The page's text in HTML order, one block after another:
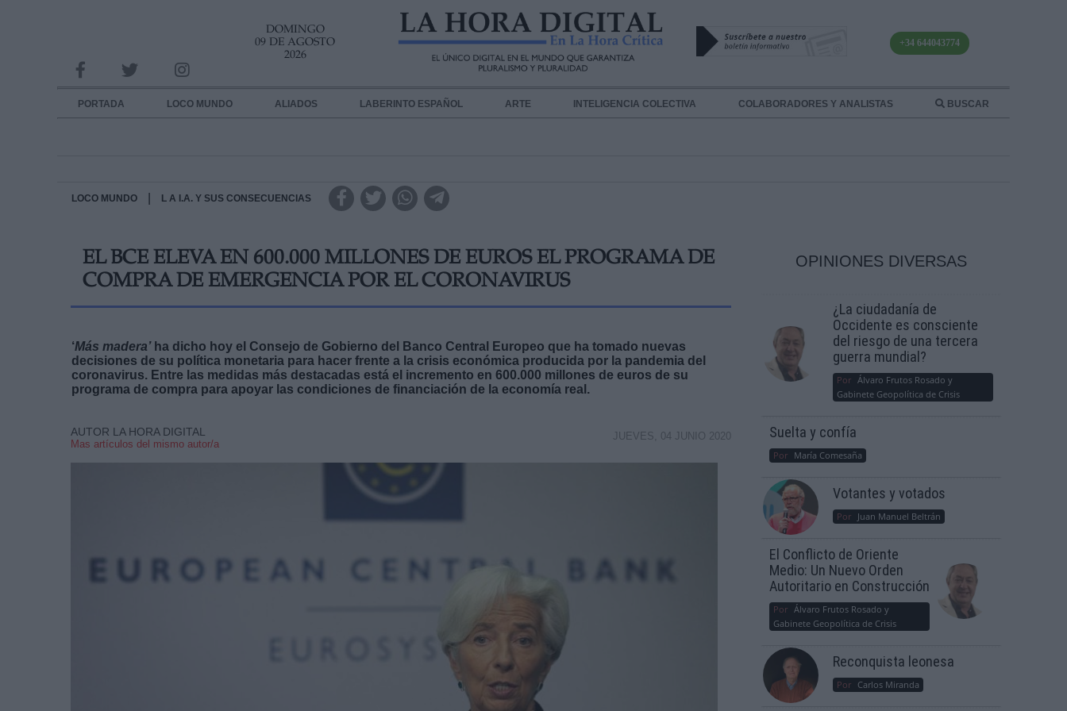
DOMINGO
09 DE AGOSTO
2026
+34 644043774
PORTADA LOCO MUNDO ALIADOS LABERINTO ESPAÑOL ARTE INTELIGENCIA COLECTIVA COLABORADORES Y ANALISTAS BUSCAR
LOCO MUNDO L A I.A. Y SUS CONSECUENCIAS
EL BCE ELEVA EN 600.000 MILLONES DE EUROS EL PROGRAMA DE
COMPRA DE EMERGENCIA POR EL CORONAVIRUS
‘Más madera’ha dicho hoy el Consejo de Gobierno del Banco Central Europeo que ha tomado nuevas
decisiones de su política monetaria para hacer frente a la crisis económica producida por la pandemia del
coronavirus. Entre las medidas más destacadas está el incremento en 600.000 millones de euros de su
programa de compra para apoyar las condiciones de financiación de la economía real.
AUTOR LA HORA DIGITAL
Mas artículos del mismo autor/a
JUEVES, 04 JUNIO 2020
OPINIONES DIVERSAS
¿La ciudadanía de
Occidente es consciente
del riesgo de una tercera
guerra mundial?
Por Álvaro Frutos Rosado y
Gabinete Geopolítica de Crisis
Suelta y confía
Por María Comesaña
Votantes y votados
Por Juan Manuel Beltrán
El Conflicto de Oriente
Medio: Un Nuevo Orden
Autoritario en Construcción
Por Álvaro Frutos Rosado y
Gabinete Geopolítica de Crisis
Reconquista leonesa
Por Carlos Miranda
INFORMACION SOBRE LA PROTECCIÓN DE TUS DATOS
Responsable:
Destinatarios:
link
Información adicional
link